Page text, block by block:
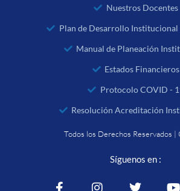
Nuestros Docentes
Plan de Desarrollo Institucional
Manual de Planeación
Estados Financieros
Protocolo COVID -
Resolución Acreditación
Todos los Derechos Reservados
Síguenos en :